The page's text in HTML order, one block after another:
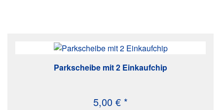
Parkscheibe mit 2 Einkaufchip
5,00 € *